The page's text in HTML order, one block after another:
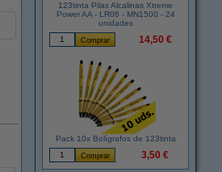
123tinta Pilas Alcalinas Xtreme
Power AA - LR06 - MN1500 - 24
unidades
14,50 €
Pack 10x Bolígrafos de 123tinta
3,50 €